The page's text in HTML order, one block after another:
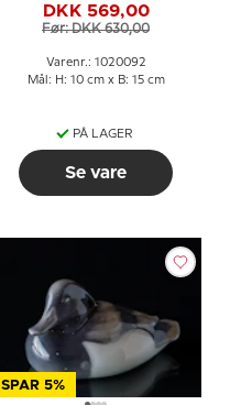
DKK 569,00
Før: DKK 630,00
Varenr.: 1020092
Mål: H: 10 cm x B: 15 cm
PÅ LAGER
Se vare
SPAR 5%